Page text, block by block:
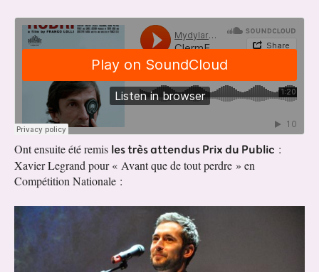
Ont ensuite été remis les très attendus Prix du Public :
Xavier Legrand pour « Avant que de tout perdre » en
Compétition Nationale :